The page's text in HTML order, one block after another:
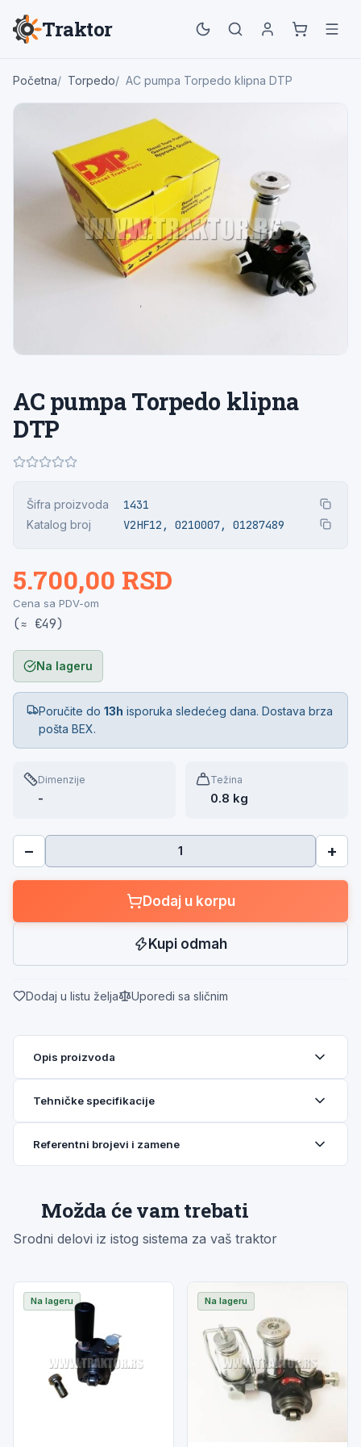
Traktor
Početna Torpedo AC pumpa Torpedo klipna DTP
AC pumpa Torpedo klipna
DTP
Šifra proizvoda 1431
Katalog broj V2HF12, 0210007, 01287489
5.700,00 RSD
Cena sa PDV-om
(≈ €49)
Na lageru
Poručite do13h isporuka sledećeg dana. Dostava brza
pošta BEX.
Dimenzije
-
Težina
0.8 kg
− +
Dodaj u korpu
Kupi odmah
Dodaj u listu želja Uporedi sa sličnim
Opis proizvoda
Tehničke specifikacije
Referentni brojevi i zamene
Možda će vam trebati
Srodni delovi iz istog sistema za vaš traktor
Na lageru Na lageru